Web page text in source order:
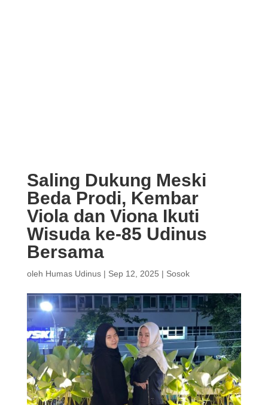
Saling Dukung Meski
Beda Prodi, Kembar
Viola dan Viona Ikuti
Wisuda ke-85 Udinus
Bersama
oleh Humas Udinus| Sep 12, 2025 | Sosok